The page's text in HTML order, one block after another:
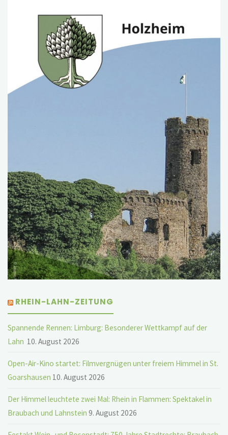
RHEIN-LAHN-ZEITUNG
Spannende Rennen: Limburg: Besonderer Wettkampf auf der
Lahn 10. August 2026
Open-Air-Kino startet: Filmvergnügen unter freiem Himmel in St.
Goarshausen 10. August 2026
Der Himmel leuchtete zwei Mal: Rhein in Flammen: Spektakel in
Braubach und Lahnstein 9. August 2026